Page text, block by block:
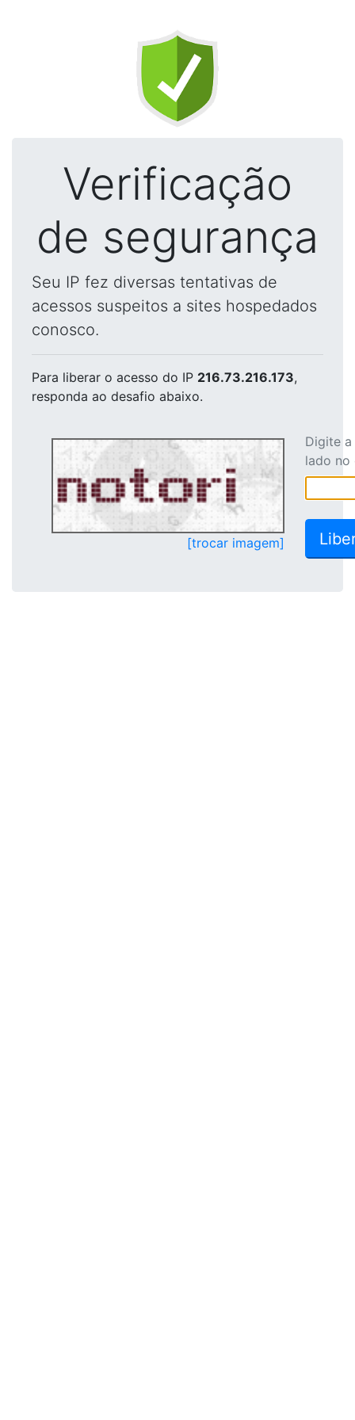
Verificação
de segurança
Seu IP fez diversas tentativas de
acessos suspeitos a sites hospedados
conosco.
Para liberar o acesso do IP 216.73.216.173,
responda ao desafio abaixo.
[trocar imagem]
Digite
lado no